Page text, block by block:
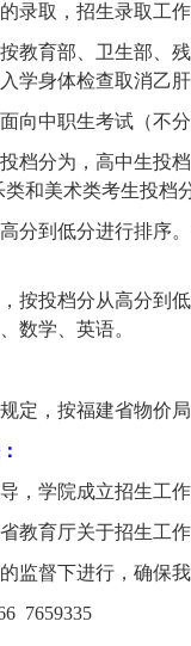
录取，招生录取工
教育部、卫生部、
学身体检查取消乙
向中职生考试（不
档分为，高中生投
和美术类考生投档
分到低分进行排序
按投档分从高分
数学、英语。
定，按福建省物价
，学院成立招生工
教育厅关于招生工
监督下进行，确保
7659335